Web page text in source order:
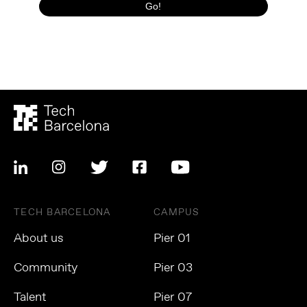
TECH BARCELONA
About us
Community
Talent
CAMPUS
Pier 01
Pier 03
Pier 07